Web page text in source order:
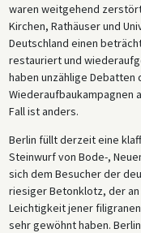
waren weitgehend
Kirchen, Rathäuser und
Deutschland einen
restauriert und
haben unzählige
Wiederaufbaukampagnen
Fall ist anders.
Berlin füllt derzeit eine
Steinwurf von Bode-,
sich dem Besucher der
riesiger Betonklotz, der an
Leichtigkeit jener
sehr gewöhnt haben.